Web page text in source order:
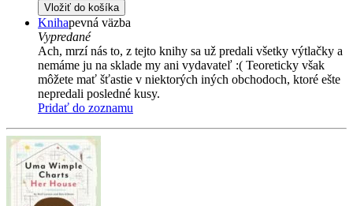
Vložiť do košíka
Knihapevná väzba
Vypredané
Ach, mrzí nás to, z tejto knihy sa už predali všetky výtlačky a
nemáme ju na sklade my ani vydavateľ :( Teoreticky však
môžete mať šťastie v niektorých iných obchodoch, ktoré ešte
nepredali posledné kusy.
Pridať do zoznamu